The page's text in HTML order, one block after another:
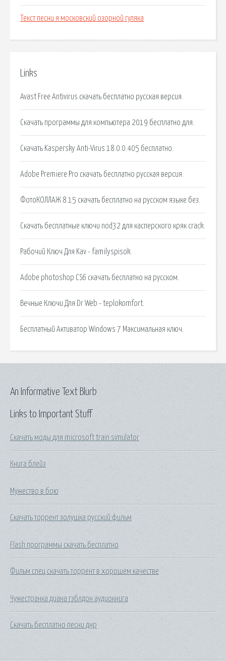
Текст песни я московский озорной гуляка
Links
Avast Free Antivirus скачать бесплатно русская версия.
Скачать программы для компьютера 2019 бесплатно для.
Скачать Kaspersky Anti-Virus 18.0.0.405 бесплатно.
Adobe Premiere Pro скачать бесплатно русская версия.
ФотоКОЛЛАЖ 8.15 скачать бесплатно на русском языке без.
Скачать бесплатные ключи nod32 для касперского кряк crack.
Рабочий Ключ Для Kav - familyspisok.
Adobe photoshop CS6 скачать бесплатно на русском.
Вечные Ключи Для Dr Web - teplokomfort.
Бесплатный Активатор Windows 7 Максимальная ключ.
Links to Important Stuff
Скачать моды для microsoft train simulator
Книга блейз
Мужество в бою
Скачать торрент золушка русский фильм
Flash программы скачать бесплатно
Фильм спец скачать торрент в хорошем качестве
Чужестранка диана гэблдон аудиокнига
Скачать бесплатно песни днр
An Informative Text Blurb